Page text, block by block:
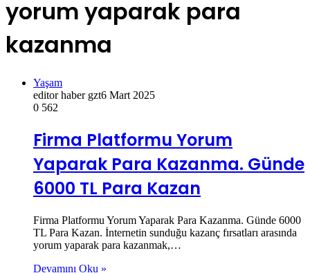
yorum yaparak para
kazanma
Yaşam
editor haber gzt6 Mart 2025
0 562
Firma Platformu Yorum
Yaparak Para Kazanma. Günde
6000 TL Para Kazan
Firma Platformu Yorum Yaparak Para Kazanma. Günde 6000
TL Para Kazan. İnternetin sunduğu kazanç fırsatları arasında
yorum yaparak para kazanmak,…
Devamını Oku »